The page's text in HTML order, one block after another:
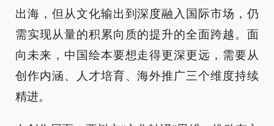
出海，但从文化输出到深度融入国际市场，仍
需实现从量的积累向质的提升的全面跨越。面
向未来，中国绘本要想走得更深更远，需要从
创作内涵、人才培育、海外推广三个维度持续
精进。